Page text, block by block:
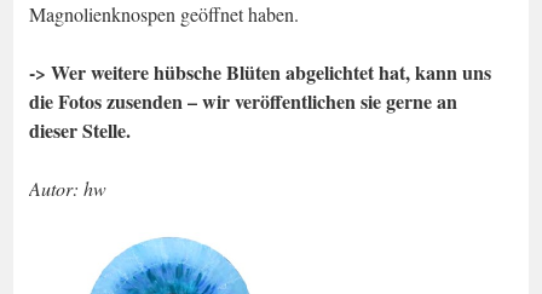
Magnolienknospen geöffnet haben.
-> Wer weitere hübsche Blüten abgelichtet hat, kann uns
die Fotos zusenden – wir veröffentlichen sie gerne an
dieser Stelle.
Autor: hw